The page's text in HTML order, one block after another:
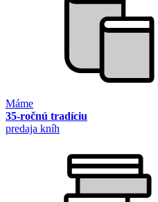
Máme
35-ročnú tradíciu
predaja kníh